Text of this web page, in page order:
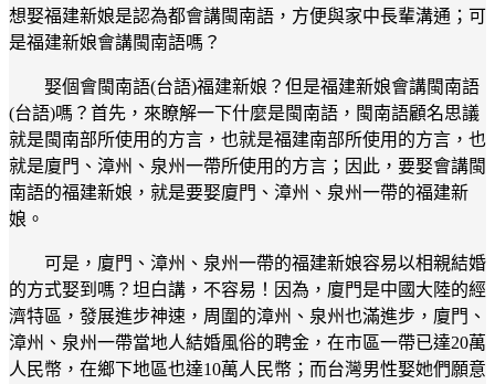
想娶福建新娘是認為都會講閩南語，方便與家中長輩溝通；可
是福建新娘會講閩南語嗎？
娶個會閩南語(台語)福建新娘？但是福建新娘會講閩南語
(台語)嗎？首先，來瞭解一下什麼是閩南語，閩南語顧名思議
就是閩南部所使用的方言，也就是福建南部所使用的方言，也
就是廈門、漳州、泉州一帶所使用的方言；因此，要娶會講閩
南語的福建新娘，就是要娶廈門、漳州、泉州一帶的福建新
娘。
可是，廈門、漳州、泉州一帶的福建新娘容易以相親結婚
的方式娶到嗎？坦白講，不容易！因為，廈門是中國大陸的經
濟特區，發展進步神速，周圍的漳州、泉州也滿進步，廈門、
漳州、泉州一帶當地人結婚風俗的聘金，在市區一帶已達20萬
人民幣，在鄉下地區也達10萬人民幣；而台灣男性娶她們願意